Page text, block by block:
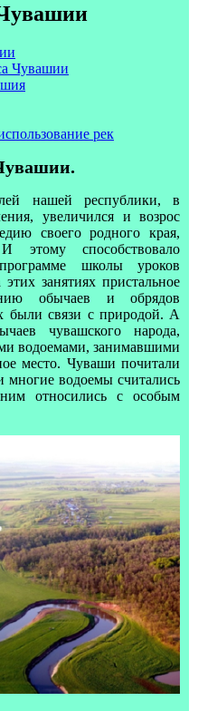
Чувашии
рек
нашей республики, в
увеличился и возрос
своего родного края,
способствовало
школы уроков
занятиях пристальное
обычаев и обрядов
были связи с природой. А
чувашского народа,
водоемами, занимавшими
место. Чуваши почитали
многие водоемы считались
относились с особым